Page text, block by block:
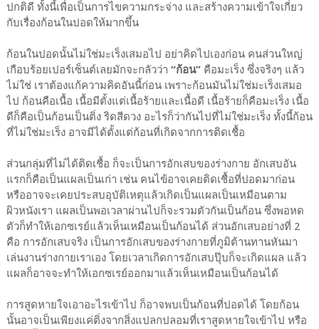
ปกติดี ทั้งนี้เพื่อเป็นการไขความกระจ่าง และสร้างความเข้าใจเกี่ยว
กับเรื่องก้อนในปอดให้มากขึ้น
ก้อนในปอดนั้นไม่ใช่มะเร็งเสมอไป อย่าคิดไปเองก่อน คนส่วนใหญ่
เกือบร้อยเปอร์เซ็นต์เลยมักจะกลัวว่า “ก้อน”คือมะเร็ง ซึ่งจริงๆ แล้ว
ไม่ใช่ เราต้องแก้ความคิดอันนี้ก่อน เพราะก้อนมันไม่ใช่มะเร็งเสมอ
ไป ก้อนคือเนื้อ เนื้อมีตั้งแต่เนื้อร้ายและเนื้อดี เนื้อร้ายก็คือมะเร็ง เนื้อ
ดีก็คือเป็นก้อนเป็นติ่ง ริดสีดวง อะไรก็ว่ากันไปที่ไม่ใช่มะเร็ง ทั้งนี้ก้อน
ที่ไม่ใช่มะเร็ง อาจมีได้ตั้งแต่ก้อนที่เกิดจากการติดเชื้อ
ส่วนกลุ่มที่ไม่ได้ติดเชื้อ ก็จะเป็นการอักเสบของร่างกาย อักเสบอัน
แรกก็คือเป็นแผลเป็นเก่า เช่น คนไข้อาจเคยติดเชื้อที่ปอดมาก่อน
หรืออาจจะเคยประสบอุบัติเหตุแล้วเกิดเป็นแผลเป็นเหมือนตาม
ผิวหนังเรา แผลเป็นพอเวลาผ่านไปก็จะรวมตัวกันเป็นก้อน ซึ่งพอหด
ตัวก็ทำให้เอกซเรย์แล้วเห็นเหมือนเป็นก้อนได้ ส่วนอักเสบอย่างที่ 2
คือ การอักเสบจริง เป็นการอักเสบของร่างกายที่ภูมิต้านทานหันมา
เล่นงานร่างกายเราเอง โดยเวลาเกิดการอักเสบปุ๊บก็จะเกิดแผล แล้ว
แผลก็อาจจะทำให้เอกซเรย์ออกมาแล้วเห็นเหมือนเป็นก้อนได้
การสูดหายใจเอาอะไรเข้าไป ก็อาจพบเป็นก้อนที่ปอดได้ โดยก้อน
นั้นอาจเป็นเพียงแค่ติ่งจากสิ่งแปลกปลอมที่เราสูดหายใจเข้าไป หรือ